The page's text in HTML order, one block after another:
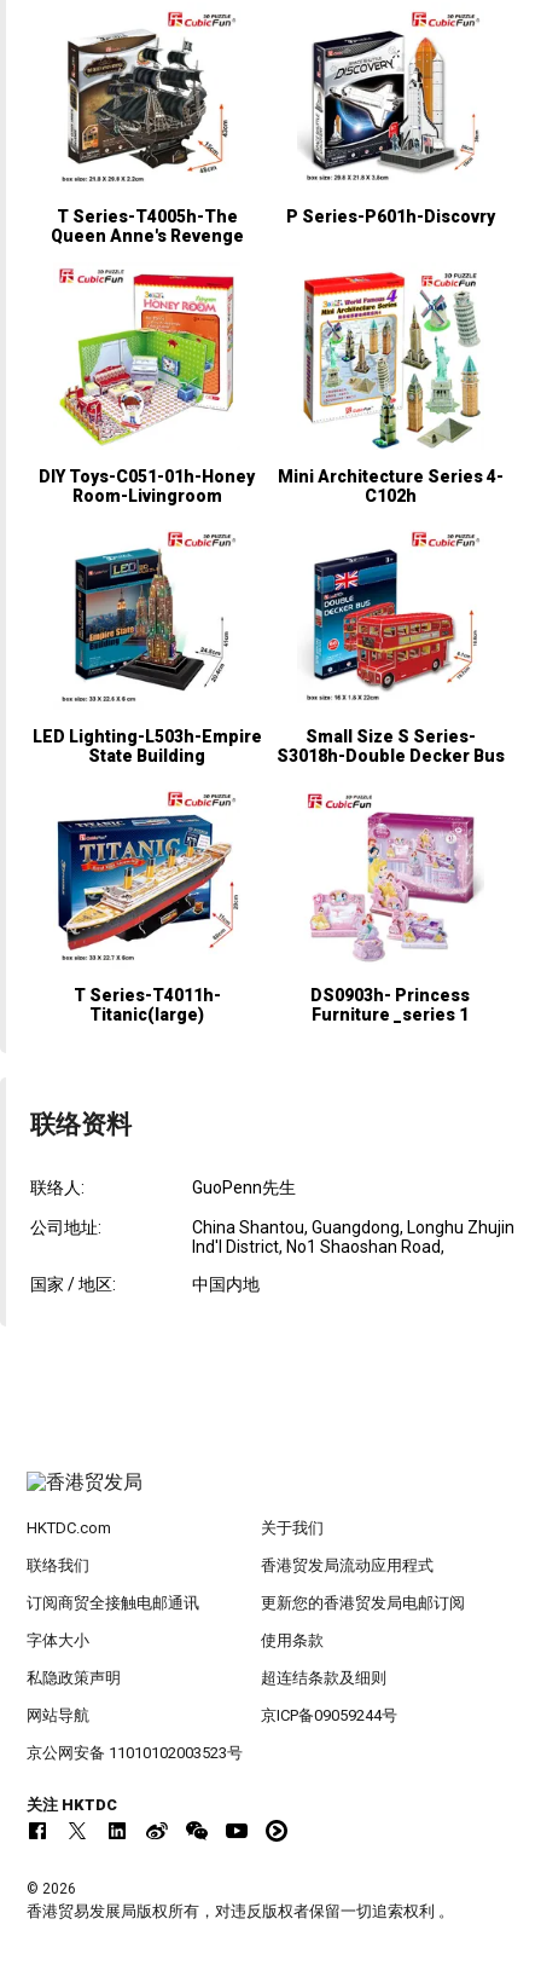
T Series-T4005h-The
Queen Anne's Revenge
P Series-P601h-Discovry
DIY Toys-C051-01h-Honey
Room-Livingroom
Mini Architecture Series 4-
C102h
LED Lighting-L503h-Empire
State Building
Small Size S Series-
S3018h-Double Decker Bus
T Series-T4011h-
Titanic(large)
DS0903h- Princess
Furniture _series 1
联络资料
联络人: GuoPenn先生
公司地址:
China Shantou, Guangdong, Longhu Zhujin
Ind'l District, No1 Shaoshan Road,
国家 / 地区:
中国内地
HKTDC.com 关于我们
联络我们 香港贸发局流动应用程式
订阅商贸全接触电邮通讯 更新您的香港贸发局电邮订阅
字体大小 使用条款
私隐政策声明 超连结条款及细则
网站导航 京ICP备09059244号
京公网安备 11010102003523号
关注 HKTDC
© 2026
香港贸易发展局版权所有，对违反版权者保留一切追索权利 。